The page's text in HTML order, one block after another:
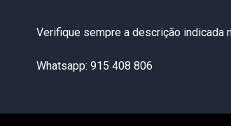
Verifique sempre a descrição indicada
Whatsapp: 915 408 806